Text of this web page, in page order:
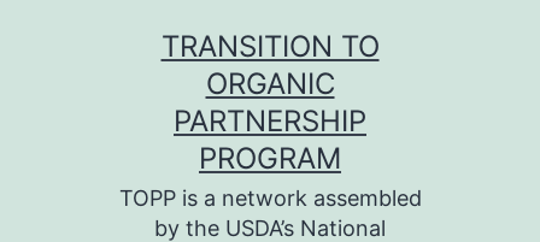
TRANSITION TO
ORGANIC
PARTNERSHIP
PROGRAM
TOPP is a network assembled
by the USDA’s National